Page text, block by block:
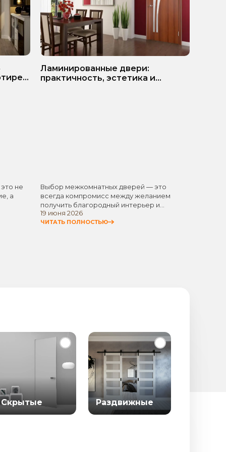
не
а
Ламинированные двери:
практичность, эстетика и
Выбор межкомнатных дверей — это
всегда компромисс между желанием
получить благородный интерьер и
стремлением не…
19 июня 2026
ЧИТАТЬ ПОЛНОСТЬЮ
Скрытые Раздвижные